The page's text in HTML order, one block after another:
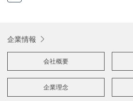
企業情報
会社概要
企業理念